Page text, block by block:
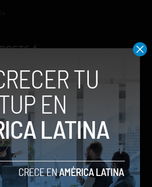
para menores a su plan
en seis países
Work: el nuevo asistente
que promete mejorar la
laboral
Z Flip8: el plegable compacto
se renueva con más
mejor cámara e IA